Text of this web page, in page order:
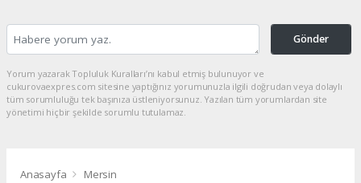
Gönder
Yorum yazarak Topluluk Kuralları’nı kabul etmiş bulunuyor ve
cukurovaexpres.com sitesine yaptığınız yorumunuzla ilgili doğrudan veya dolaylı
tüm sorumluluğu tek başınıza üstleniyorsunuz. Yazılan tüm yorumlardan site
yönetimi hiçbir şekilde sorumlu tutulamaz.
Anasayfa Mersin